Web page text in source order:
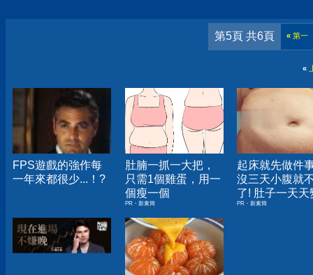
第5頁 共6頁 «第一
«
FPS遊戲的強作每
一年來都很少...！?
肚腩一抓一大把，
只需1個雞蛋，用一
個瘦一個
PR・新素簡
起床就先做件
沒三天小腹就
了! 肚子一天天
小！
PR・新素簡